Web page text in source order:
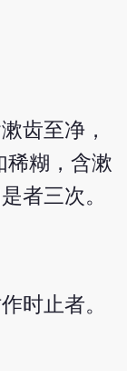
齿至净，
稀糊，含漱
者三次。
时止者。